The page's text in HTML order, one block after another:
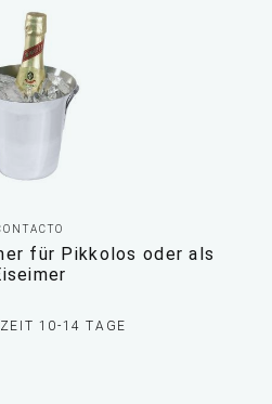
für Pikkolos oder als
10-14 TAGE